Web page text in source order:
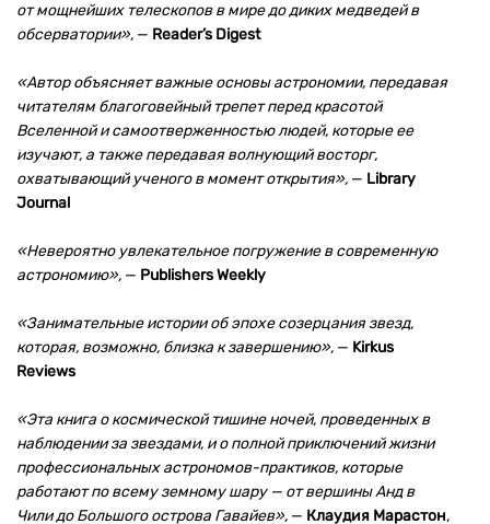
от мощнейших телескопов в мире до диких медведей в
обсерватории», — Reader’s Digest
«Автор объясняет важные основы астрономии, передавая
читателям благоговейный трепет перед красотой
Вселенной и самоотверженностью людей, которые ее
изучают, а также передавая волнующий восторг,
охватывающий ученого в момент открытия», — Library
Journal
«Невероятно увлекательное погружение в современную
астрономию», — Publishers Weekly
«Занимательные истории об эпохе созерцания звезд,
которая, возможно, близка к завершению», — Kirkus
Reviews
«Эта книга о космической тишине ночей, проведенных в
наблюдении за звездами, и о полной приключений жизни
профессиональных астрономов-практиков, которые
работают по всему земному шару — от вершины Анд в
Чили до Большого острова Гавайев», — Клаудия Марастон,